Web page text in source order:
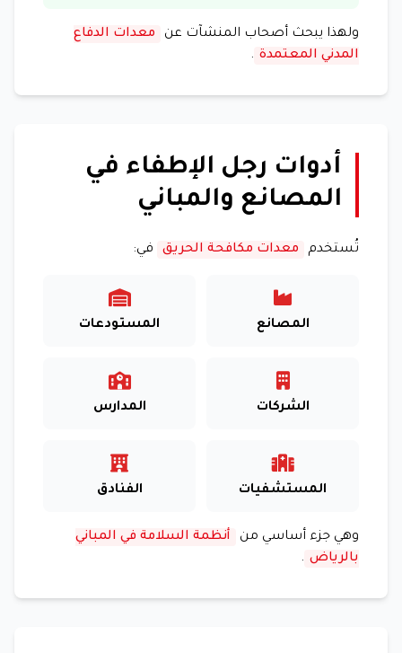
ولهذا يبحث أصحاب المنشآت عن
معدات الدفاع
المدني المعتمدة .
أدوات رجل الإطفاء في
المصانع والمباني
تُستخدم معدات مكافحة الحريق في:
المصانع المستودعات
الشركات المدارس
المستشفيات الفنادق
وهي جزء أساسي من
أنظمة السلامة في المباني
بالرياض .